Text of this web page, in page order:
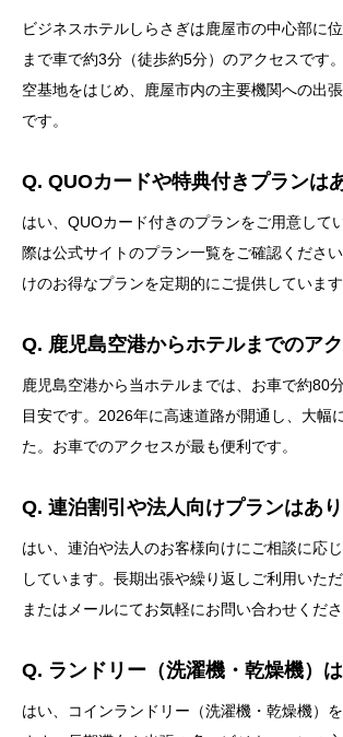
ビジネスホテルしらさぎは鹿屋市の中心部に
まで車で約3分（徒歩約5分）のアクセスです
空基地をはじめ、鹿屋市内の主要機関への出
です。
Q. QUOカードや特典付きプランは
はい、QUOカード付きのプランをご用意して
際は公式サイトのプラン一覧をご確認くださ
けのお得なプランを定期的にご提供しています
Q. 鹿児島空港からホテルまでのア
鹿児島空港から当ホテルまでは、お車で約80
目安です。2026年に高速道路が開通し、大幅
た。お車でのアクセスが最も便利です。
Q. 連泊割引や法人向けプランはあ
はい、連泊や法人のお客様向けにご相談に応
しています。長期出張や繰り返しご利用いた
またはメールにてお気軽にお問い合わせくださ
Q. ランドリー（洗濯機・乾燥機）
はい、コインランドリー（洗濯機・乾燥機）